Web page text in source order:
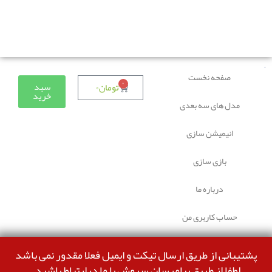
صفحه نخست
مدل های سه بعدی
انیمیشن سازی
بازی سازی
درباره ما
حساب کاربری من
تومان۰ ۰ سبد
خرید
پشتیبانی از طریق ارسال تیکت و ایمیل فعلا مقدور نمی باشد